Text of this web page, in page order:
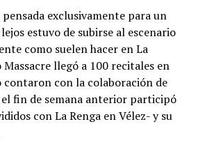
exclusivamente para un
estuvo de subirse al escenario
como suelen hacer en La
llegó a 100 recitales en
contaron con la colaboración de
el fin de semana anterior participó
con La Renga en Vélez- y su